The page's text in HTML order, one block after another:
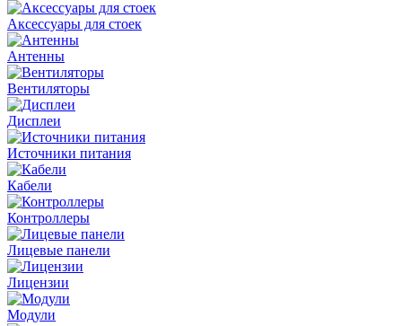
Аксессуары для стоек
Антенны
Вентиляторы
Дисплеи
Источники питания
Кабели
Контроллеры
Лицевые панели
Лицензии
Модули